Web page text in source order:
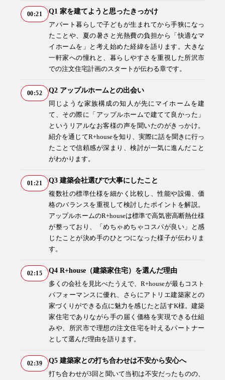
00:21
Q1 家を建てようと思ったきっかけ
アパート暮らしで子どもが生まれてから手狭になっ
たことや、夏の暑さと光熱費の負担から「快適なマ
イホームを」と考え始めた経緯を語ります。大きな
一軒家への憧れと、暮らしやすさを重視した所沢市
での注文住宅計画のスタートが伝わる章です。
00:52
Q2 アップルホームとの出会い
同じような家族構成の知人が先にマイホームを建
て、その際に「アップルホームで建てて良かった」
というリアルなお客様の声を聞いたのがきっかけ。
紹介を通じてR+houseを知り、実際に話を聞きに行っ
たことで信頼感が深まり、検討が一気に進んだこと
がわかります。
01:21
Q3 建築会社選びで大事にしたこと
複数社の標準仕様を細かく比較し、性能や設備、価
格のバランスを重視して検討したポイントを解説。
アップルホームのR+houseは標準で高気密高断熱仕様
が整っており、「めちゃめちゃコスパが良い」と感
じたことが決め手のひとつになった様子が伝わりま
す。
02:15
Q4 R+house（建築家住宅）を選んだ理由
多くの会社を見比べたうえで、R+houseが最もコスト
パフォーマンスに優れ、さらにアトリエ建築家との
家づくりができる点に魅力を感じたと話すK様。建築
家住宅でありながら手の届く価格を実現できる仕組
みや、所沢市で理想の注文住宅を叶えるパートナー
として選んだ理由を語ります。
02:39
Q5 建築家との打ち合わせは不安から安心へ
打ち合わせが3回と聞いて当初は不安だったものの、
営業時間 9時〜18時
（定休／水曜日）
注文住宅
0120-70-1212
リフォーム
0120-37-7611
アフターメンテナンス
営業時間 9時〜17時（定休／水曜日）
04-2950-7171
事業用
04-2968-5522